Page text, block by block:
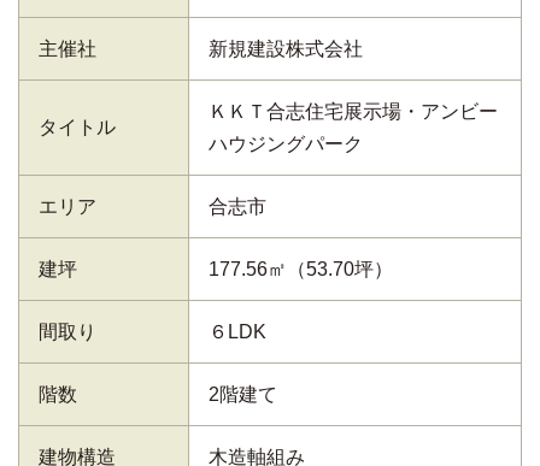
主催社 新規建設株式会社
タイトル
ＫＫＴ合志住宅展示場・アンビー
ハウジングパーク
エリア 合志市
建坪 177.56㎡（53.70坪）
間取り ６LDK
階数 2階建て
建物構造 木造軸組み